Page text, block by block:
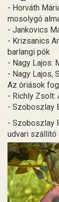
- Horváth
mosolygó
- Jankovics
- Krizsanics
barlangi pók
- Nagy Lajos:
- Nagy Lajos,
Az óriások
- Richly Zsolt:
- Szoboszlay
- Szoboszlay
udvari szállító